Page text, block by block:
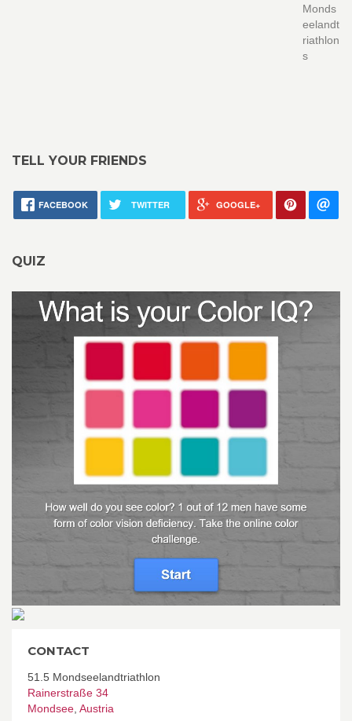
Monds
eelandt
riathlon
s
TELL YOUR FRIENDS
FACEBOOK TWITTER GOOGLE+
QUIZ
CONTACT
51.5 Mondseelandtriathlon
Rainerstraße 34
Mondsee Austria